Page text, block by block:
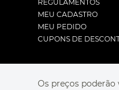
REGULAMENTOS
MEU CADASTRO
MEU PEDIDO
CUPONS DE
Os preços